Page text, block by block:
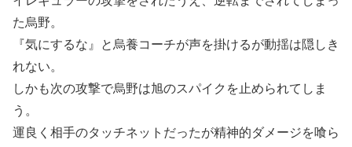
た烏野。
『気にするな』と烏養コーチが声を掛けるが動揺は隠しき
れない。
しかも次の攻撃で烏野は旭のスパイクを止められてしま
う。
運良く相手のタッチネットだったが精神的ダメージを喰ら